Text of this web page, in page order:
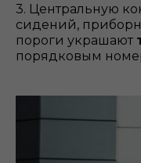
3. Центральную
сидений,
пороги украшают
порядковым